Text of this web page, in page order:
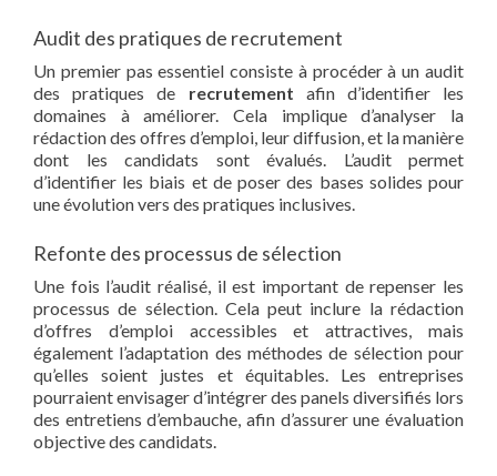
Audit des pratiques de recrutement
Un premier pas essentiel consiste à procéder à un audit
des pratiques de recrutement afin d’identifier les
domaines à améliorer. Cela implique d’analyser la
rédaction des offres d’emploi, leur diffusion, et la manière
dont les candidats sont évalués. L’audit permet
d’identifier les biais et de poser des bases solides pour
une évolution vers des pratiques inclusives.
Refonte des processus de sélection
Une fois l’audit réalisé, il est important de repenser les
processus de sélection. Cela peut inclure la rédaction
d’offres d’emploi accessibles et attractives, mais
également l’adaptation des méthodes de sélection pour
qu’elles soient justes et équitables. Les entreprises
pourraient envisager d’intégrer des panels diversifiés lors
des entretiens d’embauche, afin d’assurer une évaluation
objective des candidats.